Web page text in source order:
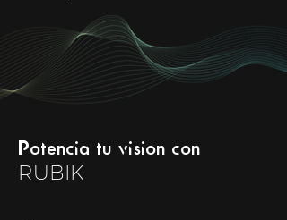
Potencia tu visión con
RUBIK